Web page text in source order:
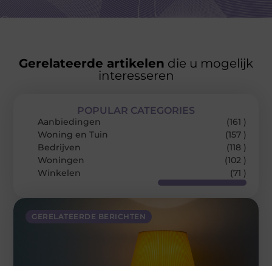
Gerelateerde artikelen die u mogelijk
interesseren
GERELATEERDE BERICHTEN
POPULAR CATEGORIES
Aanbiedingen
(161 )
Woning en Tuin
(157 )
Bedrijven
(118 )
Woningen
(102 )
Winkelen
(71 )